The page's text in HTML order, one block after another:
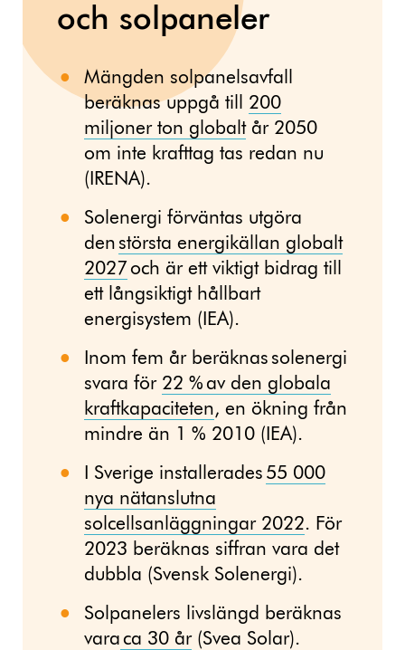
och solpaneler
Mängden solpanelsavfall
beräknas uppgå till 200
miljoner ton globaltår 2050
om inte krafttag tas redan nu
(IRENA).
Solenergi förväntas utgöra
den största energikällan globalt
2027 och är ett viktigt bidrag till
ett långsiktigt hållbart
energisystem (IEA).
Inom fem år beräknas solenergi
svara för 22 % av den globala
kraftkapaciteten, en ökning från
mindre än 1 % 2010 (IEA).
I Sverige installerades 55 000
nya nätanslutna
solcellsanläggningar 2022. För
2023 beräknas siffran vara det
dubbla (Svensk Solenergi).
Solpanelers livslängd beräknas
varaca 30 år(Svea Solar).